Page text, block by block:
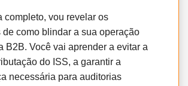
completo, vou revelar os
de como blindar a sua operação
B2B. Você vai aprender a evitar a
do ISS, a garantir a
necessária para auditorias